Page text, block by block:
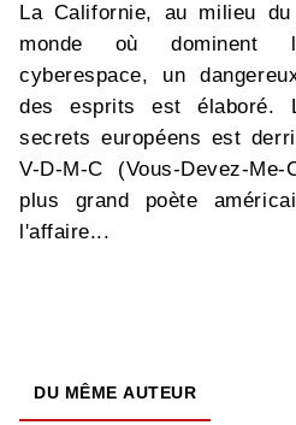
La Californie, au milieu
monde où dominent
cyberespace, un
des esprits est élaboré.
secrets européens est
V-D-M-C (Vous-Devez-
plus grand poète
l'affaire...
DU MÊME AUTEUR